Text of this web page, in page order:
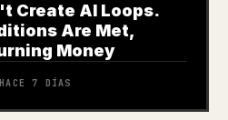
Create AI Loops.
Are Met,
Money
HACE 7 DÍAS